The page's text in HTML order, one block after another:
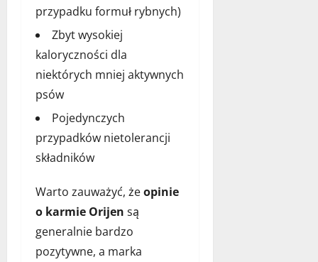
przypadku formuł rybnych)
Zbyt wysokiej
kaloryczności dla
niektórych mniej aktywnych
psów
Pojedynczych
przypadków nietolerancji
składników
Warto zauważyć, żeopinie
o karmie Orijen są
generalnie bardzo
pozytywne, a marka